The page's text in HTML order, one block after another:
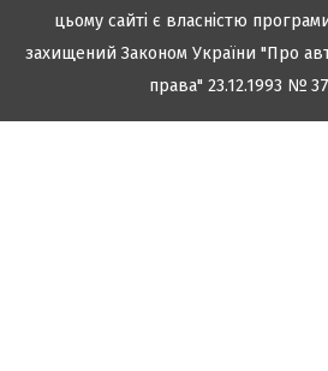
цьому сайті є власністю
захищений Законом України "Про
права" 23.12.1993 №